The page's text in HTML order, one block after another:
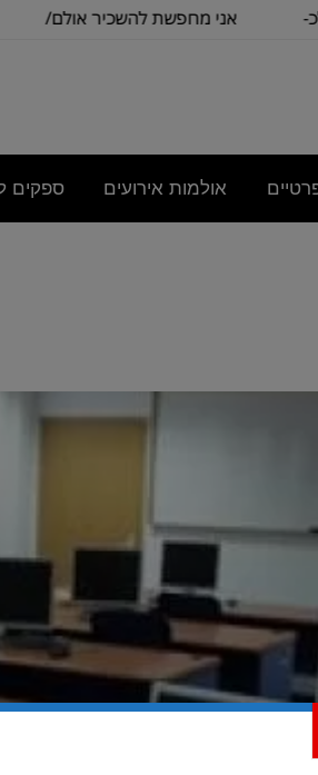
אני מחפשת להשכיר אולם/
אולמות אירועים ספקים